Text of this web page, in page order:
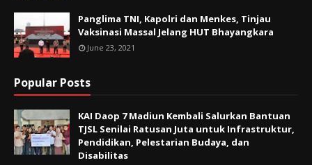
Panglima TNI, Kapolri dan Menkes, Tinjau
Vaksinasi Massal Jelang HUT Bhayangkara
June 23, 2021
Popular Posts
KAI Daop 7 Madiun Kembali Salurkan Bantuan
TJSL Senilai Ratusan Juta untuk Infrastruktur,
Pendidikan, Pelestarian Budaya, dan
Disabilitas